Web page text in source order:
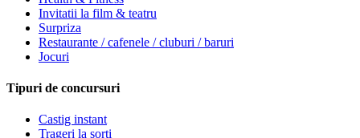
Invitatii la film & teatru
Surpriza
Restaurante / cafenele / cluburi / baruri
Jocuri
Tipuri de concursuri
Castig instant
Trageri la sorti